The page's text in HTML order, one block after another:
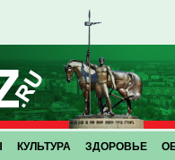
КУЛЬТУРА ЗДОРОВЬЕ